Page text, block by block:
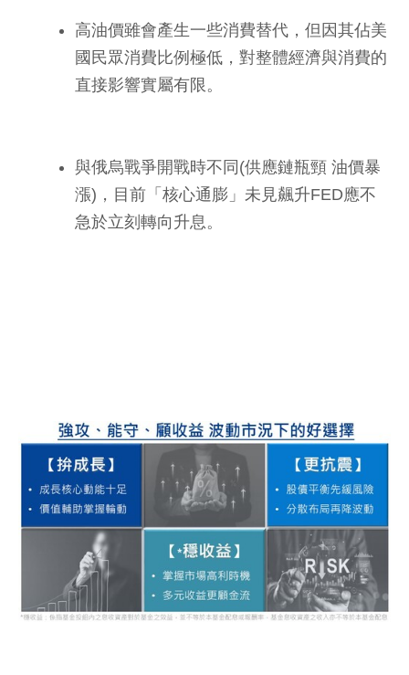
高油價雖會產生一些消費替代，但因其佔美
國民眾消費比例極低，對整體經濟與消費的
直接影響實屬有限。
與俄烏戰爭開戰時不同(供應鏈瓶頸 油價暴
漲)，目前「核心通膨」未見飆升FED應不
急於立刻轉向升息。